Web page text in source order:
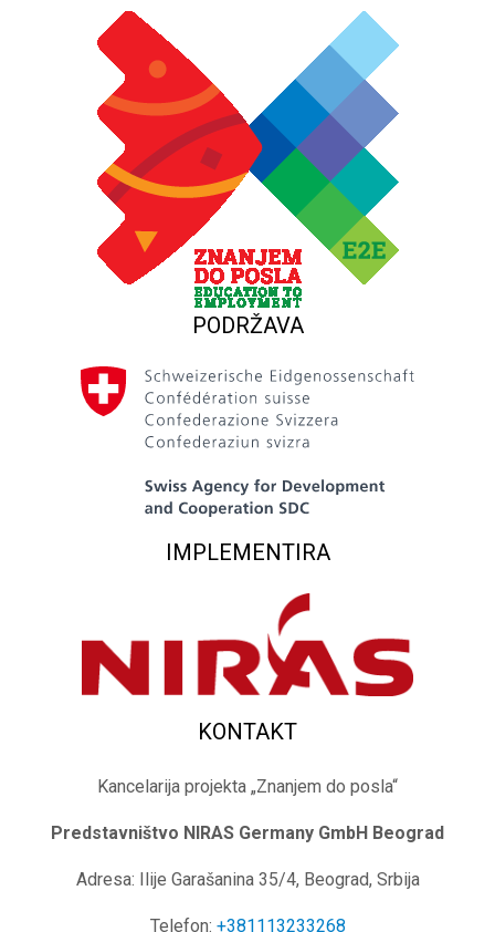
PODRŽAVA
IMPLEMENTIRA
KONTAKT
Kancelarija projekta „Znanjem do posla“
Predstavništvo NIRAS Germany GmbH Beograd
Adresa: Ilije Garašanina 35/4, Beograd, Srbija
Telefon: +381113233268